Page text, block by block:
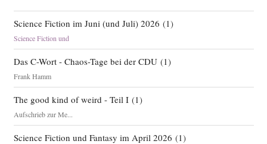
Science Fiction im Juni (und Juli) 2026 (1)
Science Fiction und
Das C-Wort - Chaos-Tage bei der CDU(1)
Frank Hamm
The good kind of weird - Teil I(1)
Aufschrieb zur Me...
Science Fiction und Fantasy im April 2026 (1)